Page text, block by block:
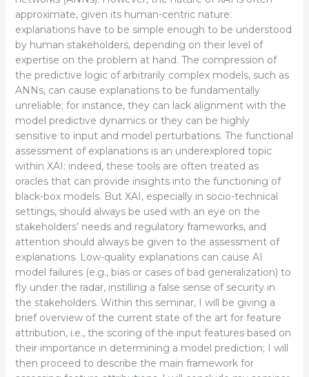
approximate, given its human-centric nature:
explanations have to be simple enough to be understood
by human stakeholders, depending on their level of
expertise on the problem at hand. The compression of
the predictive logic of arbitrarily complex models, such as
ANNs, can cause explanations to be fundamentally
unreliable; for instance, they can lack alignment with the
model predictive dynamics or they can be highly
sensitive to input and model perturbations. The functional
assessment of explanations is an underexplored topic
within XAI: indeed, these tools are often treated as
oracles that can provide insights into the functioning of
black-box models. But XAI, especially in socio-technical
settings, should always be used with an eye on the
stakeholders’ needs and regulatory frameworks, and
attention should always be given to the assessment of
explanations. Low-quality explanations can cause AI
model failures (e.g., bias or cases of bad generalization) to
fly under the radar, instilling a false sense of security in
the stakeholders. Within this seminar, I will be giving a
brief overview of the current state of the art for feature
attribution, i.e., the scoring of the input features based on
their importance in determining a model prediction; I will
then proceed to describe the main framework for